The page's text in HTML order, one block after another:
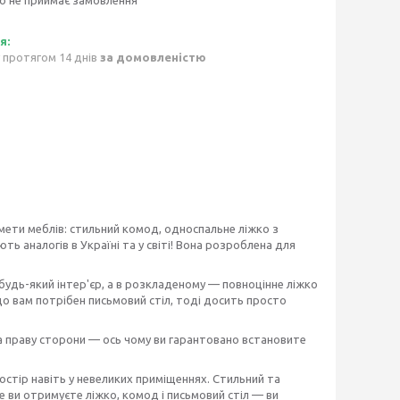
14 днів за домовленістю
меблів: стильний комод, односпальне ліжко з
аналогів в Україні та у світі! Вона розроблена для
який інтер'єр, а в розкладеному — повноцінне ліжко
потрібен письмовий стіл, тоді досить просто
праву сторони — ось чому ви гарантовано встановите
навіть у невеликих приміщеннях. Стильний та
отримуєте ліжко, комод і письмовий стіл — ви